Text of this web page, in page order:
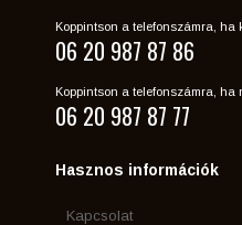
Koppintson a telefonszámra, ha
06 20 987 87 86
Koppintson a telefonszámra, ha
06 20 987 87 77
Hasznos információk
Kapcsolat